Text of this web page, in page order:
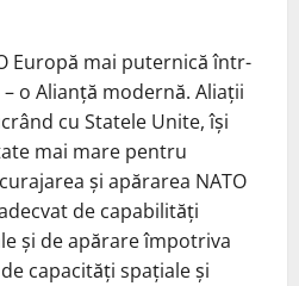
Europă mai puternică într-
o Alianţă modernă. Aliaţii
cu Statele Unite, îşi
mai mare pentru
şi apărarea NATO
de capabilităţi
şi de apărare împotriva
capacităţi spaţiale şi